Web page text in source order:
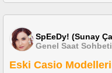
CPU 100 derece üstüne
Bu tarz bir olay başına gelip
sevinirim.
SpEeDy! (Sunay
Genel Saat Sohbeti
Eski Casio